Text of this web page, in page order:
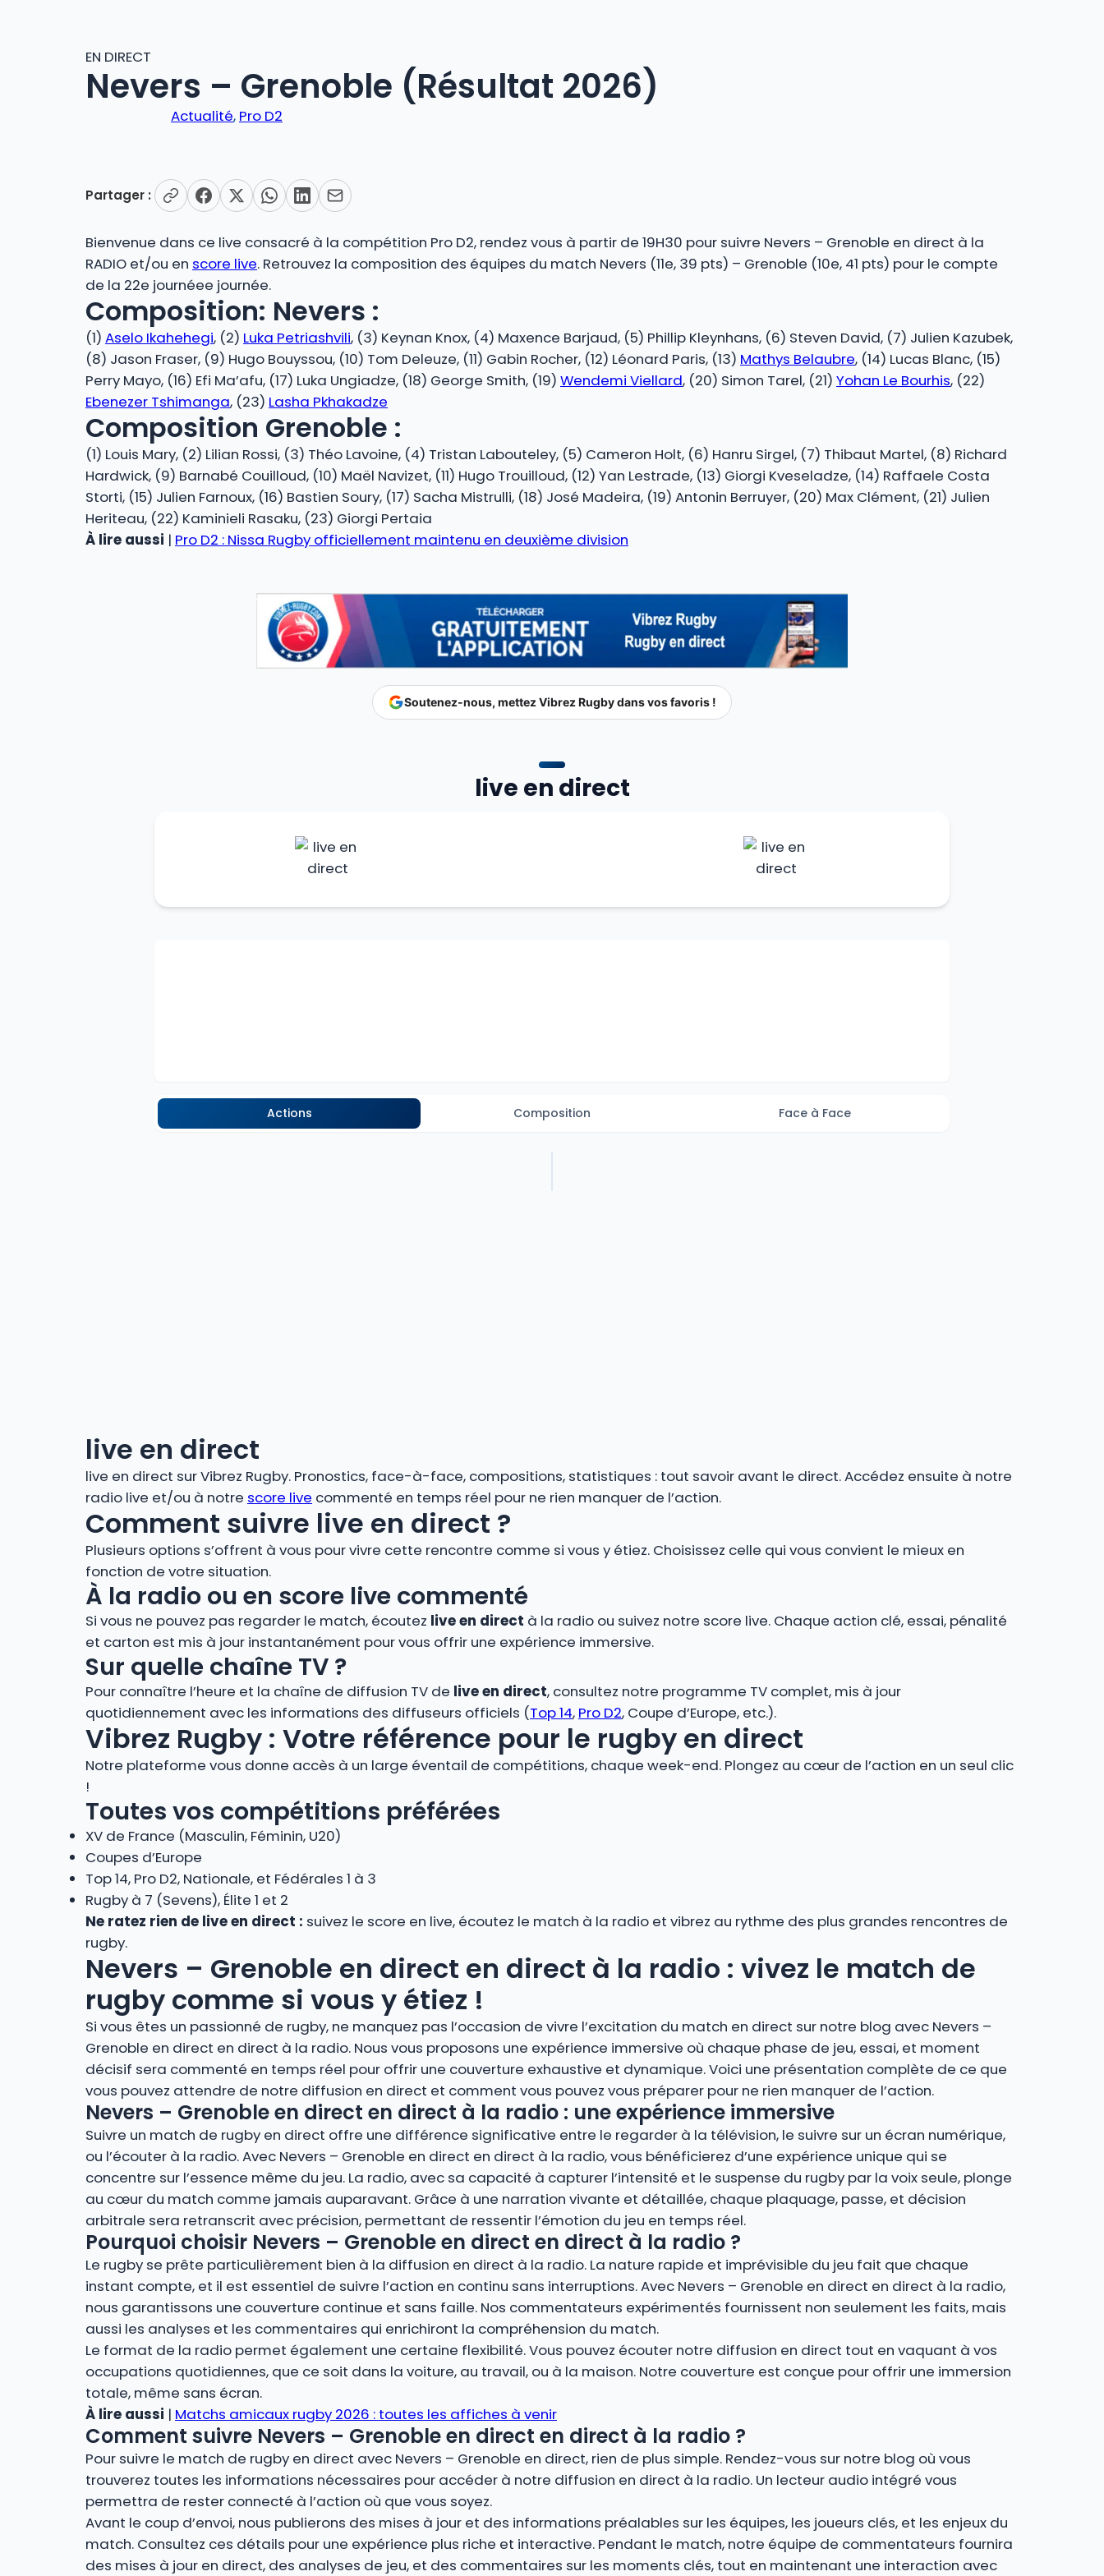
EN DIRECT
Nevers – Grenoble (Résultat 2026)
Actualité, Pro D2
Partager :
Bienvenue dans ce live consacré à la compétition Pro D2, rendez vous à partir de 19H30 pour suivre Nevers – Grenoble en direct à la
RADIO et/ou en score live. Retrouvez la composition des équipes du match Nevers (11e, 39 pts) – Grenoble (10e, 41 pts) pour le compte
de la 22e journéee journée.
Composition: Nevers :
(1) Aselo Ikahehegi, (2) Luka Petriashvili, (3) Keynan Knox, (4) Maxence Barjaud, (5) Phillip Kleynhans, (6) Steven David, (7) Julien Kazubek,
(8) Jason Fraser, (9) Hugo Bouyssou, (10) Tom Deleuze, (11) Gabin Rocher, (12) Léonard Paris, (13) Mathys Belaubre, (14) Lucas Blanc, (15)
Perry Mayo, (16) Efi Ma’afu, (17) Luka Ungiadze, (18) George Smith, (19) Wendemi Viellard, (20) Simon Tarel, (21) Yohan Le Bourhis, (22)
Ebenezer Tshimanga, (23) Lasha Pkhakadze
Composition Grenoble :
(1) Louis Mary, (2) Lilian Rossi, (3) Théo Lavoine, (4) Tristan Labouteley, (5) Cameron Holt, (6) Hanru Sirgel, (7) Thibaut Martel, (8) Richard
Hardwick, (9) Barnabé Couilloud, (10) Maël Navizet, (11) Hugo Trouilloud, (12) Yan Lestrade, (13) Giorgi Kveseladze, (14) Raffaele Costa
Storti, (15) Julien Farnoux, (16) Bastien Soury, (17) Sacha Mistrulli, (18) José Madeira, (19) Antonin Berruyer, (20) Max Clément, (21) Julien
Heriteau, (22) Kaminieli Rasaku, (23) Giorgi Pertaia
À lire aussi | Pro D2 : Nissa Rugby officiellement maintenu en deuxième division
Soutenez-nous, mettez Vibrez Rugby dans vos favoris !
live en direct
Actions Composition Face à Face
live en direct
live en direct sur Vibrez Rugby. Pronostics, face-à-face, compositions, statistiques : tout savoir avant le direct. Accédez ensuite à notre
radio live et/ou à notre score live commenté en temps réel pour ne rien manquer de l’action.
Comment suivre live en direct ?
Plusieurs options s’offrent à vous pour vivre cette rencontre comme si vous y étiez. Choisissez celle qui vous convient le mieux en
fonction de votre situation.
À la radio ou en score live commenté
Si vous ne pouvez pas regarder le match, écoutez live en direct à la radio ou suivez notre score live. Chaque action clé, essai, pénalité
et carton est mis à jour instantanément pour vous offrir une expérience immersive.
Sur quelle chaîne TV ?
Pour connaître l’heure et la chaîne de diffusion TV de live en direct, consultez notre programme TV complet, mis à jour
quotidiennement avec les informations des diffuseurs officiels (Top 14, Pro D2, Coupe d’Europe, etc.).
Vibrez Rugby : Votre référence pour le rugby en direct
Notre plateforme vous donne accès à un large éventail de compétitions, chaque week-end. Plongez au cœur de l’action en un seul clic
!
Toutes vos compétitions préférées
XV de France (Masculin, Féminin, U20)
Coupes d’Europe
Top 14, Pro D2, Nationale, et Fédérales 1 à 3
Rugby à 7 (Sevens), Élite 1 et 2
Ne ratez rien de live en direct : suivez le score en live, écoutez le match à la radio et vibrez au rythme des plus grandes rencontres de
rugby.
Nevers – Grenoble en direct en direct à la radio : vivez le match de
rugby comme si vous y étiez !
Si vous êtes un passionné de rugby, ne manquez pas l’occasion de vivre l’excitation du match en direct sur notre blog avec Nevers –
Grenoble en direct en direct à la radio. Nous vous proposons une expérience immersive où chaque phase de jeu, essai, et moment
décisif sera commenté en temps réel pour offrir une couverture exhaustive et dynamique. Voici une présentation complète de ce que
vous pouvez attendre de notre diffusion en direct et comment vous pouvez vous préparer pour ne rien manquer de l’action.
Nevers – Grenoble en direct en direct à la radio : une expérience immersive
Suivre un match de rugby en direct offre une différence significative entre le regarder à la télévision, le suivre sur un écran numérique,
ou l’écouter à la radio. Avec Nevers – Grenoble en direct en direct à la radio, vous bénéficierez d’une expérience unique qui se
concentre sur l’essence même du jeu. La radio, avec sa capacité à capturer l’intensité et le suspense du rugby par la voix seule, plonge
au cœur du match comme jamais auparavant. Grâce à une narration vivante et détaillée, chaque plaquage, passe, et décision
arbitrale sera retranscrit avec précision, permettant de ressentir l’émotion du jeu en temps réel.
Pourquoi choisir Nevers – Grenoble en direct en direct à la radio ?
Le rugby se prête particulièrement bien à la diffusion en direct à la radio. La nature rapide et imprévisible du jeu fait que chaque
instant compte, et il est essentiel de suivre l’action en continu sans interruptions. Avec Nevers – Grenoble en direct en direct à la radio,
nous garantissons une couverture continue et sans faille. Nos commentateurs expérimentés fournissent non seulement les faits, mais
aussi les analyses et les commentaires qui enrichiront la compréhension du match.
Le format de la radio permet également une certaine flexibilité. Vous pouvez écouter notre diffusion en direct tout en vaquant à vos
occupations quotidiennes, que ce soit dans la voiture, au travail, ou à la maison. Notre couverture est conçue pour offrir une immersion
totale, même sans écran.
À lire aussi | Matchs amicaux rugby 2026 : toutes les affiches à venir
Comment suivre Nevers – Grenoble en direct en direct à la radio ?
Pour suivre le match de rugby en direct avec Nevers – Grenoble en direct, rien de plus simple. Rendez-vous sur notre blog où vous
trouverez toutes les informations nécessaires pour accéder à notre diffusion en direct à la radio. Un lecteur audio intégré vous
permettra de rester connecté à l’action où que vous soyez.
Avant le coup d’envoi, nous publierons des mises à jour et des informations préalables sur les équipes, les joueurs clés, et les enjeux du
match. Consultez ces détails pour une expérience plus riche et interactive. Pendant le match, notre équipe de commentateurs fournira
des mises à jour en direct, des analyses de jeu, et des commentaires sur les moments clés, tout en maintenant une interaction avec